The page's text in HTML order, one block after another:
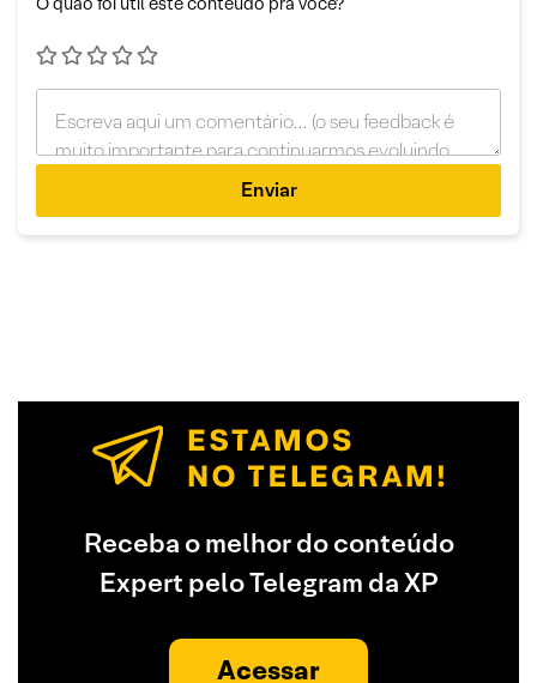
Enviar
Receba o melhor do conteúdo
Expert pelo Telegram da XP
Acessar